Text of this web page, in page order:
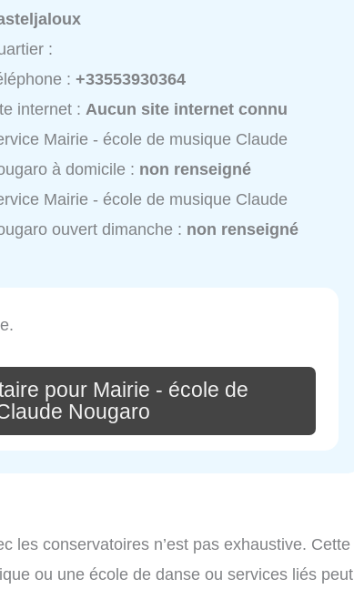
:
:+33553930364
internet :Aucun site internet connu
Mairie - école de musique Claude
à domicile : non renseigné
Mairie - école de musique Claude
ouvert dimanche : non renseigné
pour Mairie - école de
Nougaro
les conservatoires n’est pas exhaustive. Cette
ou une école de danse ou services liés peut